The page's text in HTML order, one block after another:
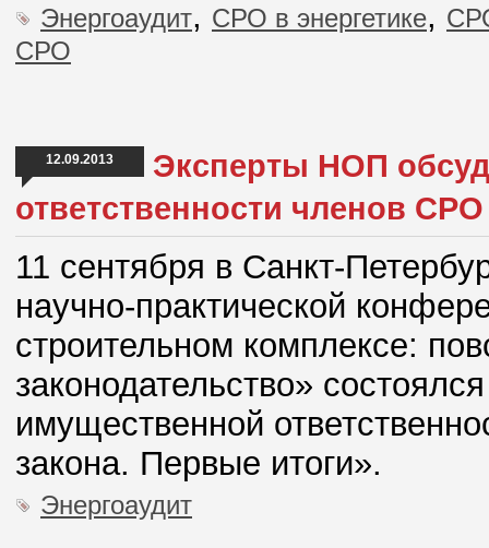
Энергоаудит, СРО в энергетике,
СРО
12.09.2013
Эксперты НОП
ответственности членов СРО
11 сентября в Санкт-
научно-практической
строительном комплексе:
законодательство»
имущественной
закона. Первые итоги».
Энергоаудит